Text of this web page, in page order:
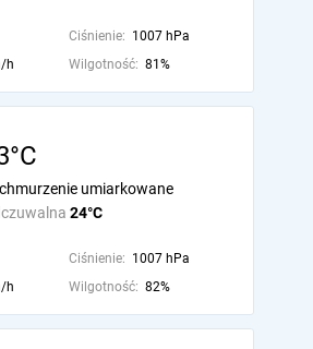
Ciśnienie: 1007 hPa
h Wilgotność: 81%
24°C
umiarkowane
Ciśnienie: 1007 hPa
h Wilgotność: 82%